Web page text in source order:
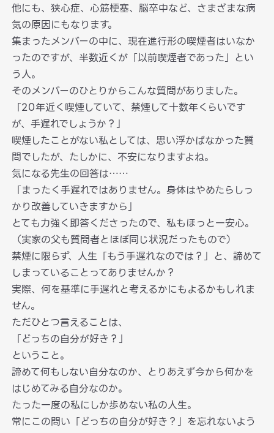
他にも、狭心症、心筋梗塞、脳卒中など、さまざまな病
気の原因にもなります。
集まったメンバーの中に、現在進行形の喫煙者はいなか
ったのですが、半数近くが「以前喫煙者であった」とい
う人。
そのメンバーのひとりからこんな質問がありました。
「20年近く喫煙していて、禁煙して十数年くらいです
が、手遅れでしょうか？」
喫煙したことがない私としては、思い浮かばなかった質
問でしたが、たしかに、不安になりますよね。
気になる先生の回答は……
「まったく手遅れではありません。身体はやめたらしっ
かり改善していきますから」
とても力強く即答くださったので、私もほっと一安心。
（実家の父も質問者とほぼ同じ状況だったもので）
禁煙に限らず、人生「もう手遅れなのでは？」と、諦めて
しまっていることってありませんか？
実際、何を基準に手遅れと考えるかにもよるかもしれま
せん。
ただひとつ言えることは、
「どっちの自分が好き？」
ということ。
諦めて何もしない自分なのか、とりあえず今から何かを
はじめてみる自分なのか。
たった一度の私にしか歩めない私の人生。
常にこの問い「どっちの自分が好き？」を忘れないよう